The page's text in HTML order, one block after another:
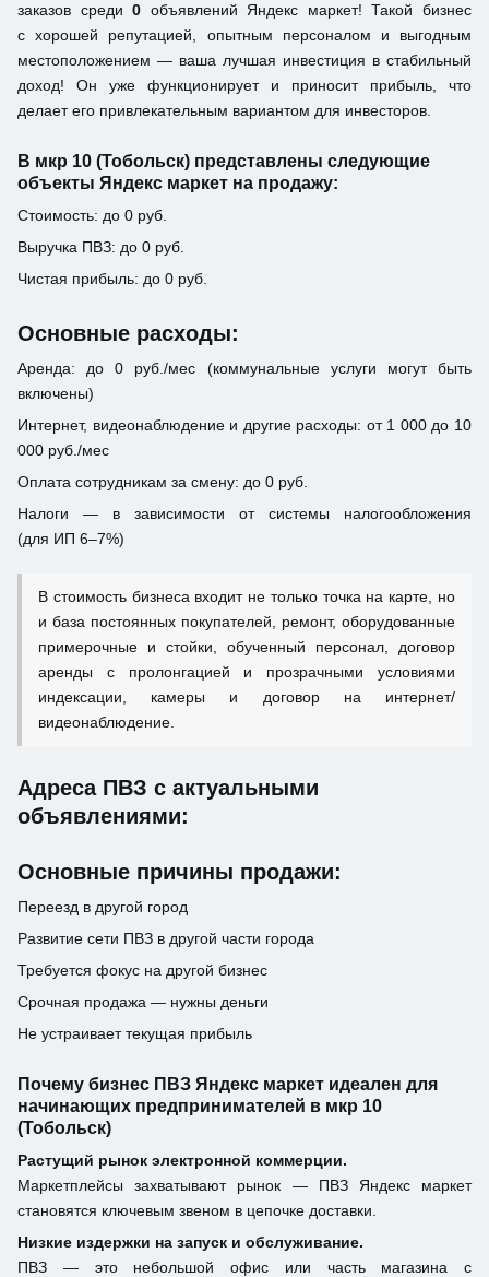
заказов среди0 объявлений Яндекс маркет! Такой бизнес
с хорошей репутацией, опытным персоналом и выгодным
местоположением — ваша лучшая инвестиция в стабильный
доход! Он уже функционирует и приносит прибыль, что
делает его привлекательным вариантом для инвесторов.
В мкр 10 (Тобольск) представлены следующие
объекты Яндекс маркет на продажу:
Стоимость: до 0 руб.
Выручка ПВЗ: до 0 руб.
Чистая прибыль: до 0 руб.
Основные расходы:
Аренда: до 0 руб./мес (коммунальные услуги могут быть
включены)
Интернет, видеонаблюдение и другие расходы: от 1 000 до 10
000 руб./мес
Оплата сотрудникам за смену: до 0 руб.
Налоги — в зависимости от системы налогообложения
(для ИП 6–7%)
В стоимость бизнеса входит не только точка на карте, но
и база постоянных покупателей, ремонт, оборудованные
примерочные и стойки, обученный персонал, договор
аренды с пролонгацией и прозрачными условиями
индексации, камеры и договор на интернет/
видеонаблюдение.
Адреса ПВЗ с актуальными
объявлениями:
Основные причины продажи:
Переезд в другой город
Развитие сети ПВЗ в другой части города
Требуется фокус на другой бизнес
Срочная продажа — нужны деньги
Не устраивает текущая прибыль
Почему бизнес ПВЗ Яндекс маркет идеален для
начинающих предпринимателей в мкр 10
(Тобольск)
Растущий рынок электронной коммерции.
Маркетплейсы захватывают рынок — ПВЗ Яндекс маркет
становятся ключевым звеном в цепочке доставки.
Низкие издержки на запуск и обслуживание.
ПВЗ — это небольшой офис или часть магазина с